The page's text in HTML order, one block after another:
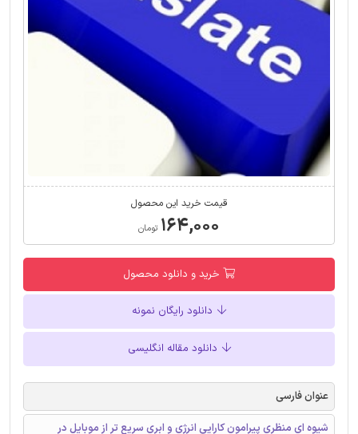
قیمت خرید این محصول
۱۶۴,۰۰۰ تومان
خرید و دانلود محصول
دانلود رایگان نمونه
دانلود مقاله انگلیسی
عنوان فارسی
شیوه ای منظری پیرامون کارایی انرژی و ابری سریع تر از موبایل در